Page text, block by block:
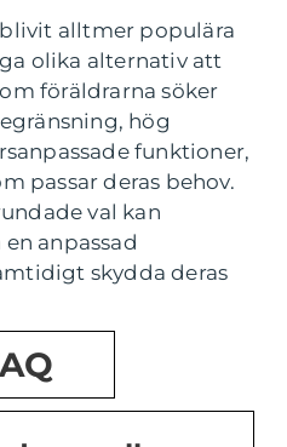
alltmer populära
olika alternativ att
föräldrarna söker
hög
funktioner,
passar deras behov.
val kan
anpassad
skydda deras